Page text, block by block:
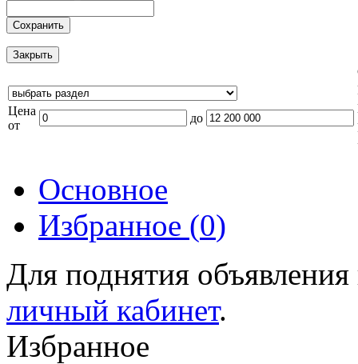
Сохранить
Закрыть
Цена
от
до
Основное
Избранное (0)
Для поднятия
личный кабинет.
Избранное